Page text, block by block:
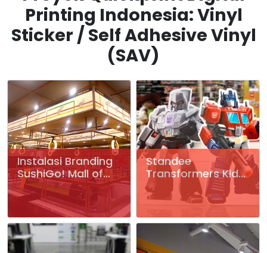
Printing Indonesia: Vinyl
Sticker / Self Adhesive Vinyl
(SAV)
Instalasi Branding
SushiGo! Mall of
Serang
Standee
Transformers Kidz
Station